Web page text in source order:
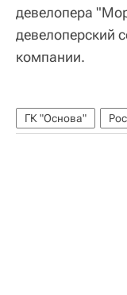
девелопера
девелоперский
компании.
ГК "Основа"